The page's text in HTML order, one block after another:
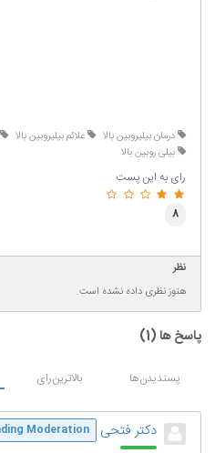
درمان بیلیروبین بالا علائم بیلیروبین بالا
بیلی روبین بالا
رای به این پست
8
نظر
هنوز نظری داده نشده است.
پاسخ ها (1
)
پسندیدن‌ها بالاترین‌رای
دکتر فتحی Moderation